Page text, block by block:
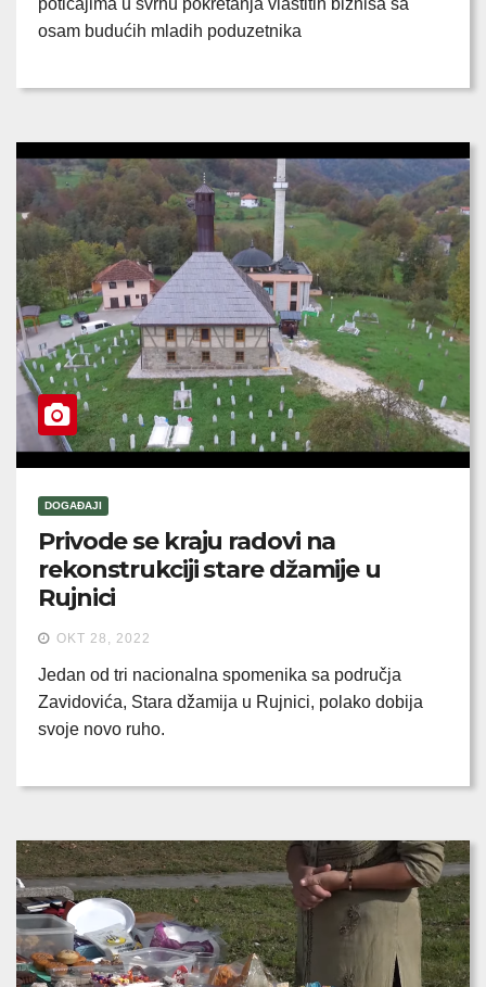
poticajima u svrhu pokretanja vlastitih biznisa sa
osam budućih mladih poduzetnika
DOGAĐAJI
Privode se kraju radovi na
rekonstrukciji stare džamije u
Rujnici
OKT 28, 2022
Jedan od tri nacionalna spomenika sa područja
Zavidovića, Stara džamija u Rujnici, polako dobija
svoje novo ruho.